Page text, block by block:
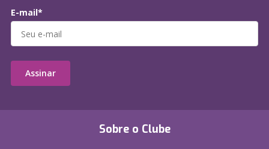
Sobre o Clube
E-mail*
Assinar